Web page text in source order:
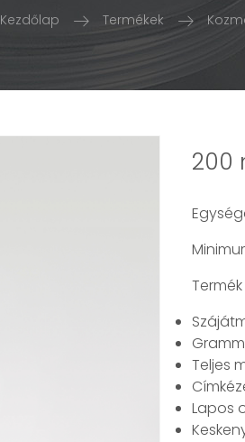
Kezdőlap Termékek
200
Teljes
Lapos